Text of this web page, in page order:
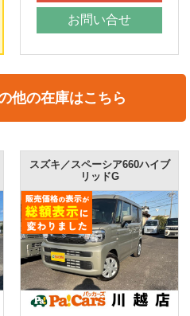
お問い合せ
他の在庫はこちら
スズキ／スペーシア660ハイブ
リッドG